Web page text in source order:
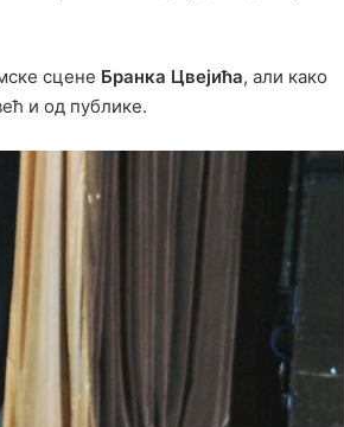
сцене Бранка Цвејића, али како
и од публике.